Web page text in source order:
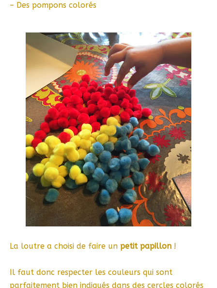
– Des pompons colorés
La loutre a choisi de faire un petit papillon !
Il faut donc respecter les couleurs qui sont
parfaitement bien indiqués dans des cercles colorés